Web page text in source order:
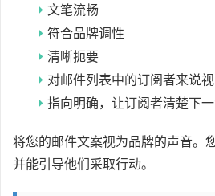
文笔流畅
符合品牌调性
清晰扼要
对邮件列表中的订阅者来说
指向明确，让订阅者清楚下
将您的邮件文案视为品牌的声音。
并能引导他们采取行动。